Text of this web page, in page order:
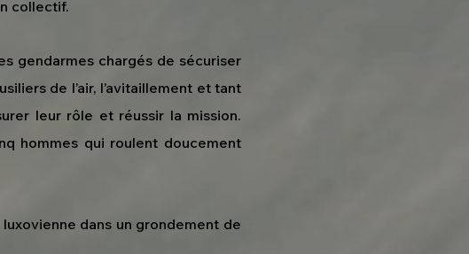
collectif.
gendarmes chargés de sécuriser
de l’air, l’avitaillement et tant
leur rôle et réussir la mission.
hommes qui roulent doucement
dans un grondement de